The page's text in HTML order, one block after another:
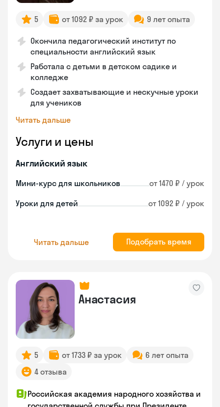
5 от 1092 ₽ за урок 9 лет опыта
Окончила педагогический институт по
специальности английский язык
Работала с детьми в детском садике и
колледже
Создает захватывающие и нескучные уроки
для учеников
Читать дальше
Услуги и цены
Английский язык
Мини-курс для школьников от 1470 ₽ / урок
Уроки для детей от 1092 ₽ / урок
Читать дальше Подобрать время
Анастасия
5 от 1733 ₽ за урок
6 лет опыта
4 отзыва
Российская академия народного хозяйства и